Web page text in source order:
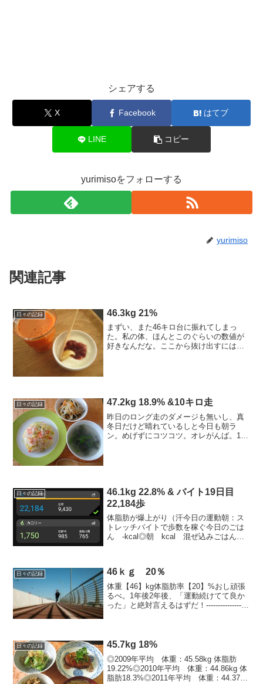
シェアする
X Facebook はてブ
LINE コピー
yurimisoをフォローする
yurimiso
関連記事
日々の記録 46.3kg 21%
まずい、また46キロ台に振れてしまっ
た。私の体、ほんとこのぐらいの数値が
好きなんだな。ここから抜け出すには、
日々の記録 47.2kg 18.9% &10キロ走
昨日のロング走のダメージも無いし、真
冬日だけど晴れているしと今日も朝ラ
ン。めげずにコツコツ。オレがんば。1月
日々の記録
46.1kg 22.8% & バイト19日目
22,184歩
体脂肪が爆上がり（汗今日の運動朝：ス
トレッチバイトで歩数を稼ぐ今日のごは
ん -kcal◎朝 kcal 混ぜ込みごはんお
同...
日々の記録 46ｋｇ 20％
体重【46】kg体脂肪率【20】%おし頑張
るべ。1年後2年後、「運動続けてて良か
った」と絶対言えるはずだ！------------------
日々の記録 45.7kg 18%
◎2009年平均 体重：45.58kg 体脂肪
19.22%◎2010年平均 体重：44.86kg 体
脂肪18.3%◎2011年平均 体重：44.37kg